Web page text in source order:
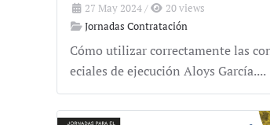
27 May 2024/
20 views
Jornadas Contratación
Cómo utilizar correctamente las
eciales de ejecución Aloys García....